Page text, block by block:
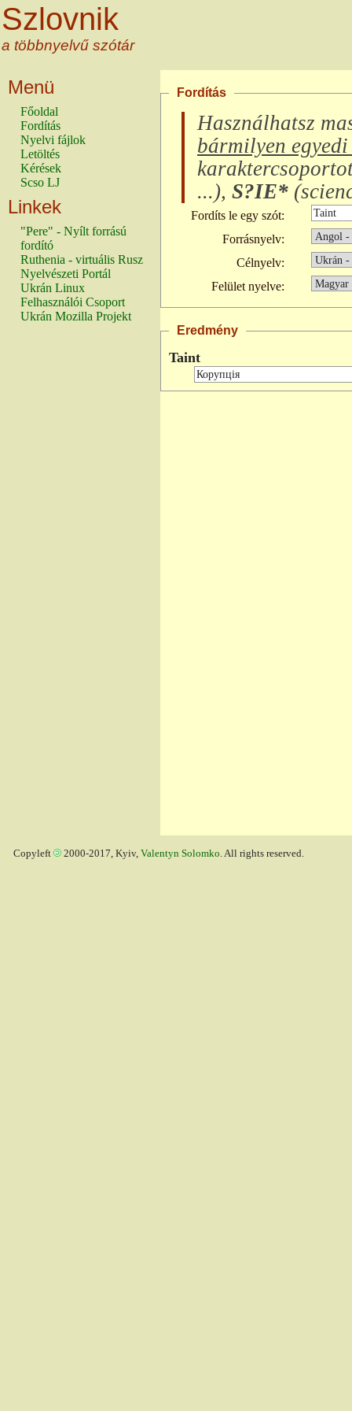
Szlovnik
a többnyelvű szótár
Menü
Főoldal
Fordítás
Nyelvi fájlok
Letöltés
Kérések
Scso LJ
Linkek
"Pere" - Nyílt forrású
fordító
Ruthenia - virtuális Rusz
Nyelvészeti Portál
Ukrán Linux
Felhasználói Csoport
Ukrán Mozilla Projekt
Fordítás
Használhatsz
bármilyen
...), S?IE* (
Fordíts le egy szót:
Forrásnyelv:
Célnyelv:
Felület nyelve:
Eredmény
Taint
Copyleft 2000-2017, Kyiv, Valentyn Solomko. All rights reserved.